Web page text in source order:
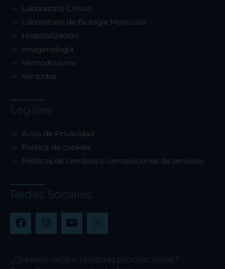
Laboratorio Clínico
Laboratorio de Biología Molecular
Hospitalización
Imagenología
Hemodinamia
Ver todos
Legales
Aviso de Privacidad
Política de cookies
Políticas de cambios o cancelaciones de servicios
Redes Sociales
F
a
b
I
n
a
Y
o
u
¿Quieres recibir nuestras promociones?